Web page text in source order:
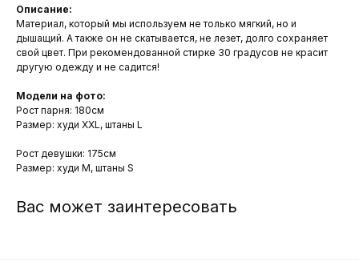
Описание:
Материал, который мы используем не только мягкий, но и
дышащий. А также он не скатывается, не лезет, долго сохраняет
свой цвет. При рекомендованной стирке 30 градусов не красит
другую одежду и не садится!
Модели на фото:
Рост парня: 180см
Размер: худи XXL, штаны L
Рост девушки: 175см
Размер: худи M, штаны S
Вас может заинтересовать